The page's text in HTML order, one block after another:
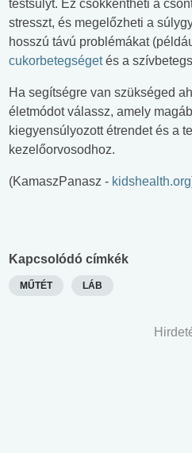
testsúlyt. Ez csökkentheti a
stresszt, és megelőzheti a
hosszú távú problémákat
cukorbetegségetés a
Ha segítségre van szükséged
életmódot válassz, amely
kiegyensúlyozott étrendet és a
kezelőorvosodhoz.
(KamaszPanasz - kidshealth.org
Kapcsolódó címkék
MŰTÉT LÁB